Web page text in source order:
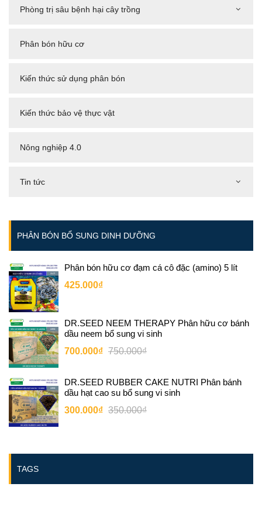
Phòng trị sâu bệnh hại cây trồng
Phân bón hữu cơ
Kiến thức sử dụng phân bón
Kiến thức bảo vệ thực vật
Nông nghiệp 4.0
Tin tức
PHÂN BÓN BỔ SUNG DINH DƯỠNG
Phân bón hữu cơ đạm cá cô đặc (amino) 5 lít
425.000₫
DR.SEED NEEM THERAPY Phân hữu cơ bánh
dầu neem bổ sung vi sinh
700.000₫ 750.000₫
DR.SEED RUBBER CAKE NUTRI Phân bánh
dầu hạt cao su bổ sung vi sinh
300.000₫ 350.000₫
TAGS